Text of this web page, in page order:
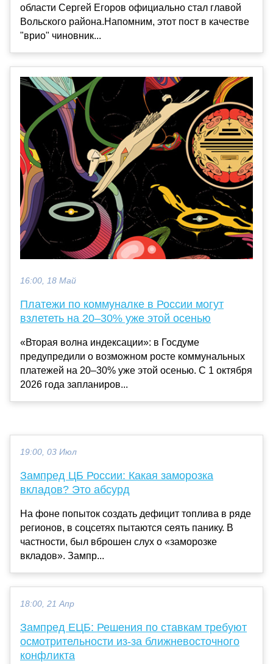
области Сергей Егоров официально стал главой
Вольского района.Напомним, этот пост в качестве
"врио" чиновник...
16:00, 18 Май
Платежи по коммуналке в России могут
взлететь на 20–30% уже этой осенью
«Вторая волна индексации»: в Госдуме
предупредили о возможном росте коммунальных
платежей на 20–30% уже этой осенью. С 1 октября
2026 года запланиров...
19:00, 03 Июл
Зампред ЦБ России: Какая заморозка
вкладов? Это абсурд
На фоне попыток создать дефицит топлива в ряде
регионов, в соцсетях пытаются сеять панику. В
частности, был вброшен слух о «заморозке
вкладов». Зампр...
18:00, 21 Апр
Зампред ЕЦБ: Решения по ставкам требуют
осмотрительности из-за ближневосточного
конфликта